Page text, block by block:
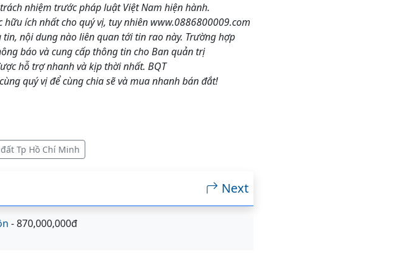
nhiệm trước pháp luật Việt Nam hiện hành.
ích nhất cho quý vị, tuy nhiên www.0886800009.com
nội dung nào liên quan tới tin rao này. Trường hợp
báo và cung cấp thông tin cho Ban quản trị
hỗ trợ nhanh và kịp thời nhất. BQT
quý vị để cùng chia sẽ và mua nhanh bán đắt!
Tp Hồ Chí Minh
Next
- 870,000,000đ